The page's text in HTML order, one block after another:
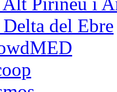
del Ebre